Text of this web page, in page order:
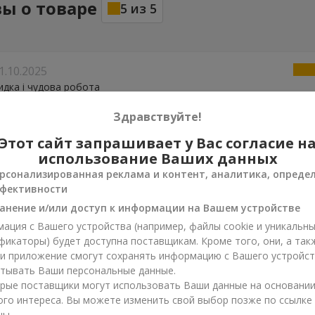
о товаре 5 из 5
і чудова робота
дуже добре
магічні.. Єдине що ніжка коротенька і треба меншу вазу ніж
дуже красиво!
08.09.2023
шик, все уточнили, вчасно доставили, іменинниця щаслива
Здравствуйте!
Этот сайт запрашивает у Вас согласие на
использование Ваших данных
реклама и контент, аналитика,
и/или доступ к информации на Вашем устройстве
с Вашего устройства (например, файлы cookie и
будет доступна поставщикам. Кроме того, они, а
приложение смогут сохранять информацию с Вашего
Ваши персональные данные.
поставщики могут использовать Ваши данные на основании
интереса. Вы можете изменить свой выбор позже по ссылке